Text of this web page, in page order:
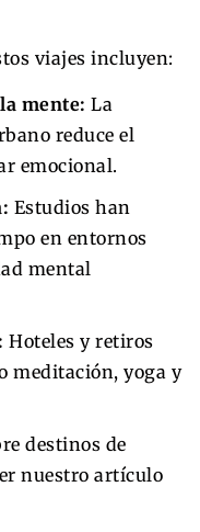
viajes incluyen:
mente: La
reduce el
emocional.
Estudios han
en entornos
mental
Hoteles y retiros
meditación, yoga y
destinos de
nuestro artículo